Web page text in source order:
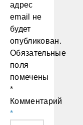
адрес
email не
будет
опубликован.
Обязательные
поля
помечены
*
Комментарий
*